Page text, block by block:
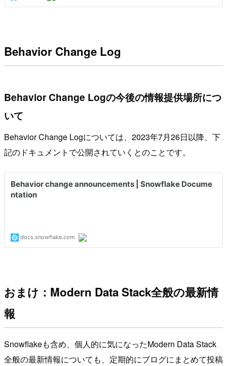
Behavior Change Log
Behavior Change Logの今後の情報提供場所につ
いて
Behavior Change Logについては、2023年7月26日以降、下
記のドキュメントで公開されていくとのことです。
おまけ：Modern Data Stack全般の最新情
報
Snowflakeも含め、個人的に気になったModern Data Stack
全般の最新情報についても、定期的にブログにまとめて投稿